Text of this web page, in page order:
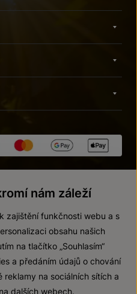
ZNOJMO, a. s.
přístupnosti
nám záleží
zajištění funkčnosti webu a s
obsahu našich
na tlačítko „Souhlasím“
a předáním údajů o chování
na sociálních sítích a
dalších webech.